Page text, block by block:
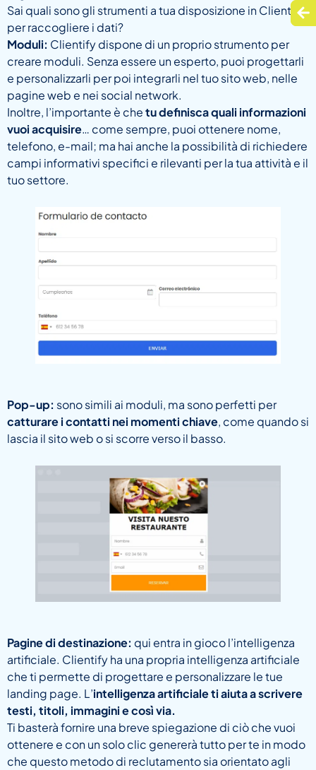
Sai quali sono gli strumenti a tua disposizione in Clientify
per raccogliere i dati?
Moduli: Clientify dispone di un proprio strumento per
creare moduli. Senza essere un esperto, puoi progettarli
e personalizzarli per poi integrarli nel tuo sito web, nelle
pagine web e nei social network.
Inoltre, l’importante è chetu definisca quali informazioni
vuoi acquisire… come sempre, puoi ottenere nome,
telefono, e-mail; ma hai anche la possibilità di richiedere
campi informativi specifici e rilevanti per la tua attività e il
tuo settore.
Pop-up: sono simili ai moduli, ma sono perfetti per
catturare i contatti nei momenti chiave, come quando si
lascia il sito web o si scorre verso il basso.
Pagine di destinazione: qui entra in gioco l’intelligenza
artificiale. Clientify ha una propria intelligenza artificiale
che ti permette di progettare e personalizzare le tue
landing page. L’intelligenza artificiale ti aiuta a scrivere
testi, titoli, immagini e così via.
Ti basterà fornire una breve spiegazione di ciò che vuoi
ottenere e con un solo clic genererà tutto per te in modo
che questo metodo di reclutamento sia orientato agli